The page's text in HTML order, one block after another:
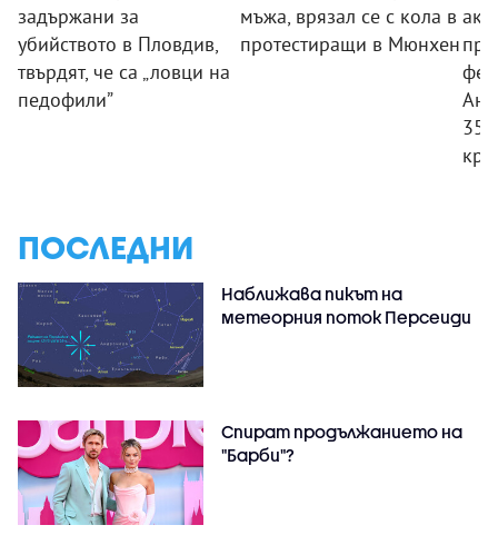
задържани за
убийството в Пловдив,
твърдят, че са „ловци на
педофили”
мъжа, врязал се с кола в
протестиращи в Мюнхен
ПОСЛЕДНИ
Наближава пикът на
метеорния поток Персеиди
Спират продължанието на
"Барби"?